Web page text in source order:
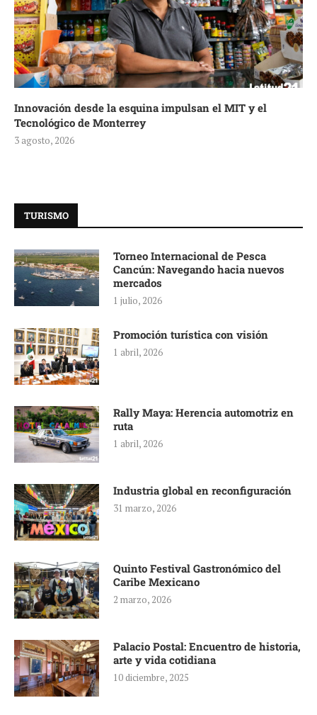
Innovación desde la esquina impulsan el MIT y el
Tecnológico de Monterrey
3 agosto, 2026
TURISMO
Torneo Internacional de Pesca
Cancún: Navegando hacia nuevos
mercados
1 julio, 2026
Promoción turística con visión
1 abril, 2026
Rally Maya: Herencia automotriz en
ruta
1 abril, 2026
Industria global en reconfiguración
31 marzo, 2026
Quinto Festival Gastronómico del
Caribe Mexicano
2 marzo, 2026
Palacio Postal: Encuentro de historia,
arte y vida cotidiana
10 diciembre, 2025